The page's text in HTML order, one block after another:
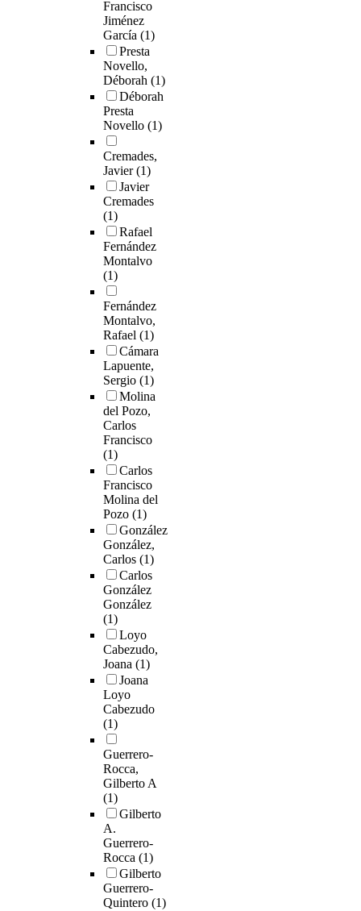
Francisco
Jiménez
García (1)
Presta
Novello,
Déborah (1)
Déborah
Presta
Novello (1)
Cremades,
Javier(1)
Javier
Cremades
(1)
Rafael
Fernández
Montalvo
(1)
Fernández
Montalvo,
Rafael (1)
Cámara
Lapuente,
Sergio (1)
Molina
del Pozo,
Carlos
Francisco
(1)
Carlos
Francisco
Molina del
Pozo (1)
González
González,
Carlos (1)
Carlos
González
González
(1)
Loyo
Cabezudo,
Joana (1)
Joana
Loyo
Cabezudo
(1)
Guerrero-
Rocca,
Gilberto A
(1)
Gilberto
A.
Guerrero-
Rocca (1)
Gilberto
Guerrero-
Quintero (1)